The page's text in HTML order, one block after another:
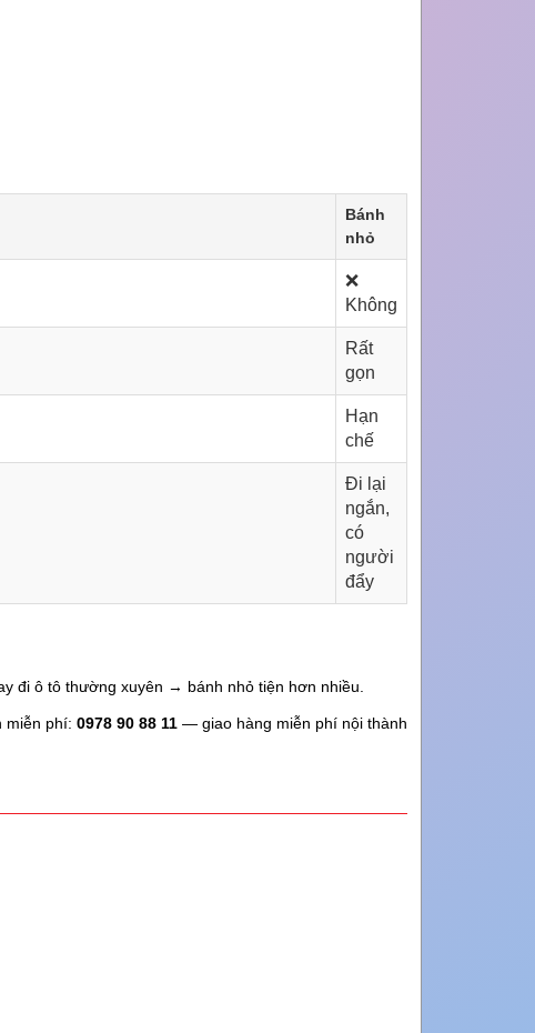
Bánh
nhỏ
❌
Không
Rất
gọn
Hạn
chế
Đi lại
ngắn,
có
người
đẩy
đi ô tô thường xuyên → bánh nhỏ tiện hơn nhiều.
miễn phí: 0978 90 88 11 — giao hàng miễn phí nội thành